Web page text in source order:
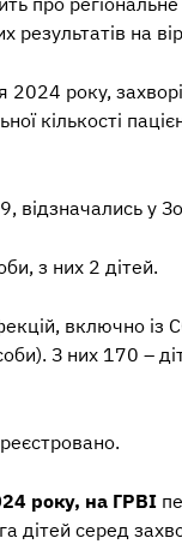
на
2024 року,
кількості
у
з них 2 дітей.
включно
З них 170 –
року, на ГРВІ
дітей серед